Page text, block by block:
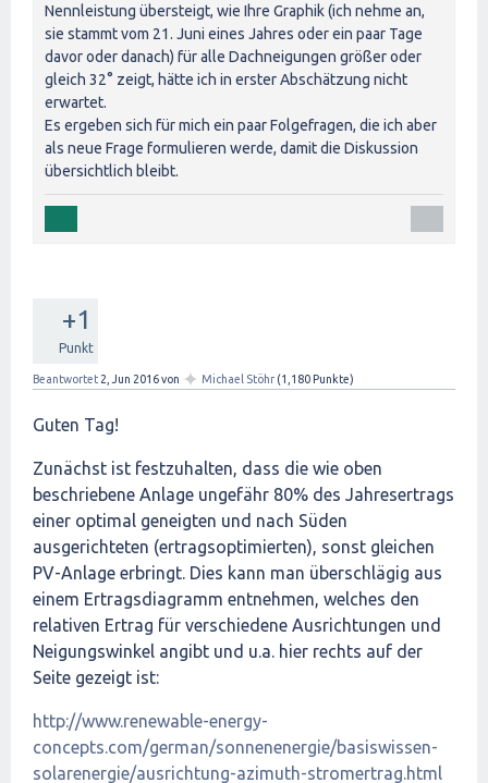
Nennleistung übersteigt, wie Ihre Graphik (ich nehme an,
sie stammt vom 21. Juni eines Jahres oder ein paar Tage
davor oder danach) für alle Dachneigungen größer oder
gleich 32° zeigt, hätte ich in erster Abschätzung nicht
erwartet.
Es ergeben sich für mich ein paar Folgefragen, die ich aber
als neue Frage formulieren werde, damit die Diskussion
übersichtlich bleibt.
+1
Punkt
Beantwortet 2, Jun 2016von ✦ Michael Stöhr (1,180 Punkte)
Guten Tag!
Zunächst ist festzuhalten, dass die wie oben
beschriebene Anlage ungefähr 80% des Jahresertrags
einer optimal geneigten und nach Süden
ausgerichteten (ertragsoptimierten), sonst gleichen
PV-Anlage erbringt. Dies kann man überschlägig aus
einem Ertragsdiagramm entnehmen, welches den
relativen Ertrag für verschiedene Ausrichtungen und
Neigungswinkel angibt und u.a. hier rechts auf der
Seite gezeigt ist:
http://www.renewable-energy-
concepts.com/german/sonnenenergie/basiswissen-
solarenergie/ausrichtung-azimuth-stromertrag.html